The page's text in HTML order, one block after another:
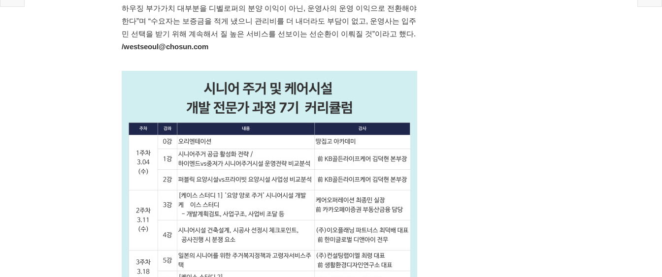
하우징 부가가치 대부분을 디벨로퍼의 분양 이익이 아닌, 운영사의 운영 이익으로 전환해야
한다”며 “수요자는 보증금을 적게 냈으니 관리비를 더 내더라도 부담이 없고, 운영사는 입주
민 선택을 받기 위해 계속해서 질 높은 서비스를 선보이는 선순환이 이뤄질 것”이라고 했다.
/westseoul@chosun.com